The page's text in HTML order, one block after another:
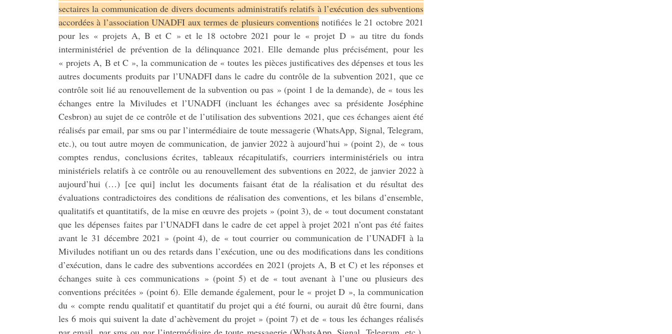
sectaires la communication de divers documents administratifs relatifs à l’exécution des subventions
accordées à l’association UNADFI aux termes de plusieurs conventions notifiées le 21 octobre 2021
pour les « projets A, B et C » et le 18 octobre 2021 pour le « projet D » au titre du fonds
interministériel de prévention de la délinquance 2021. Elle demande plus précisément, pour les
« projets A, B et C », la communication de « toutes les pièces justificatives des dépenses et tous les
autres documents produits par l’UNADFI dans le cadre du contrôle de la subvention 2021, que ce
contrôle soit lié au renouvellement de la subvention ou pas » (point 1 de la demande), de « tous les
échanges entre la Miviludes et l’UNADFI (incluant les échanges avec sa présidente Joséphine
Cesbron) au sujet de ce contrôle et de l’utilisation des subventions 2021, que ces échanges aient été
réalisés par email, par sms ou par l’intermédiaire de toute messagerie (WhatsApp, Signal, Telegram,
etc.), ou tout autre moyen de communication, de janvier 2022 à aujourd’hui » (point 2), de « tous
comptes rendus, conclusions écrites, tableaux récapitulatifs, courriers interministériels ou intra
ministériels relatifs à ce contrôle ou au renouvellement des subventions en 2022, de janvier 2022 à
aujourd’hui (…) [ce qui] inclut les documents faisant état de la réalisation et du résultat des
évaluations contradictoires des conditions de réalisation des conventions, et les bilans d’ensemble,
qualitatifs et quantitatifs, de la mise en œuvre des projets » (point 3), de « tout document constatant
que les dépenses faites par l’UNADFI dans le cadre de cet appel à projet 2021 n’ont pas été faites
avant le 31 décembre 2021 » (point 4), de « tout courrier ou communication de l’UNADFI à la
Miviludes notifiant un ou des retards dans l’exécution, une ou des modifications dans les conditions
d’exécution, dans le cadre des subventions accordées en 2021 (projets A, B et C) et les réponses et
échanges suite à ces communications » (point 5) et de « tout avenant à l’une ou plusieurs des
conventions précitées » (point 6). Elle demande également, pour le « projet D », la communication
du « compte rendu qualitatif et quantitatif du projet qui a été fourni, ou aurait dû être fourni, dans
les 6 mois qui suivent la date d’achèvement du projet » (point 7) et de « tous les échanges réalisés